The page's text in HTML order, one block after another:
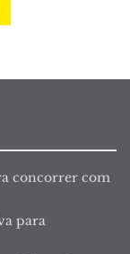
concorrer com
para